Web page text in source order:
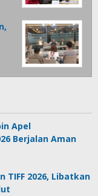
Apel
Berjalan Aman
2026, Libatkan